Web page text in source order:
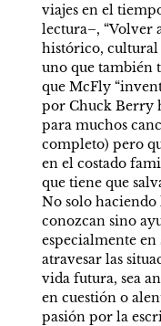
viajes en el
lectura–, “Volver
histórico, cultural
uno que también
que McFly
por Chuck Berry
para muchos
completo) pero
en el costado
que tiene que
No solo haciendo
conozcan sino
especialmente
atravesar las
vida futura, sea
en cuestión o
pasión por la